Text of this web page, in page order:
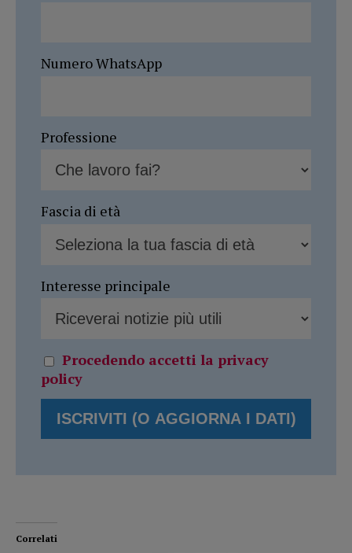
Numero WhatsApp
Professione
Fascia di età
Interesse principale
Procedendo accetti la privacy
policy
Correlati